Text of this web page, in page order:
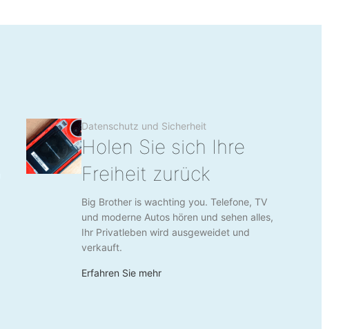
Datenschutz und Sicherheit
Holen Sie sich Ihre
Freiheit zurück
Big Brother is wachting you. Telefone, TV
und moderne Autos hören und sehen alles,
Ihr Privatleben wird ausgeweidet und
verkauft.
Erfahren Sie mehr